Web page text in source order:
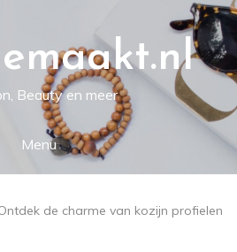
Beauty en meer
Menu
de charme van kozijn profielen